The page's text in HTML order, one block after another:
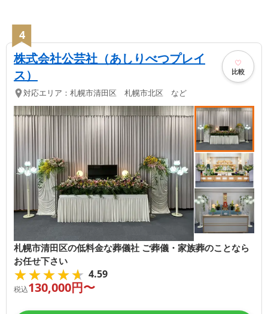
4
株式会社公芸社（あしりべつプレイ
ス）
対応エリア： 札幌市清田区 札幌市北区 など
比較
札幌市清田区の低料金な葬儀社 ご葬儀・家族葬のことなら
お任せ下さい
★★★★★
★★★★★ 4.59
税込130,000円〜